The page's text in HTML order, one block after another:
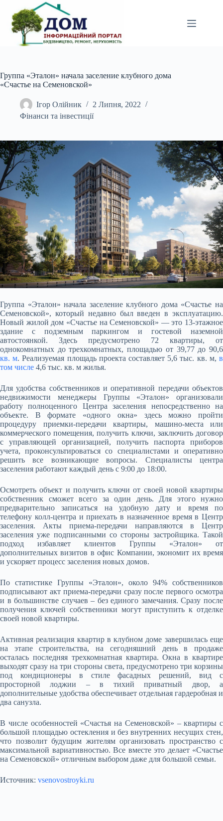
вмісту
Группа «Эталон» начала заселение клубного дома
«Счастье на Семеновской»
Ігор Олійник
2 Липня, 2022
Фінанси та інвестиції
Группа «Эталон» начала заселение клубного дома «Счастье на
Семеновской», который недавно был введен в эксплуатацию.
Новый жилой дом «Счастье на Семеновской» — это 13-этажное
здание с подземным паркингом и гостевой наземной
автостоянкой. Здесь предусмотрено 72 квартиры, от
однокомнатных до трехкомнатных, площадью от 39,77 до 90,6
кв. м. Реализуемая площадь проекта составляет 5,6 тыс. кв. м,в
том числе 4,6 тыс. кв. м жилья.
Для удобства собственников и оперативной передачи объектов
недвижимости менеджеры Группы «Эталон» организовали
работу полноценного Центра заселения непосредственно на
объекте. В формате «одного окна» здесь можно пройти
процедуру приемки-передачи квартиры, машино-места или
коммерческого помещения, получить ключи, заключить договор
с управляющей организацией, получить паспорта приборов
учета, проконсультироваться со специалистами и оперативно
решить все возникающие вопросы. Специалисты центра
заселения работают каждый день с 9:00 до 18:00.
Осмотреть объект и получить ключи от своей новой квартиры
собственник сможет всего за один день. Для этого нужно
предварительно записаться на удобную дату и время по
телефону колл-центра и приехать в назначенное время в Центр
заселения. Акты приема-передачи направляются в Центр
заселения уже подписанными со стороны застройщика. Такой
подход избавляет клиентов Группы «Эталон» от
дополнительных визитов в офис Компании, экономит их время
и ускоряет процесс заселения новых домов.
По статистике Группы «Эталон», около 94% собственников
подписывают акт приема-передачи сразу после первого осмотра
и в большинстве случаев – без единого замечания. Сразу после
получения ключей собственники могут приступить к отделке
своей новой квартиры.
Активная реализация квартир в клубном доме завершилась еще
на этапе строительства, на сегодняшний день в продаже
осталась последняя трехкомнатная квартира. Окна в квартире
выходят сразу на три стороны света, предусмотрено три корзины
под кондиционеры в стиле фасадных решений, вид с
просторной лоджии – в тихий приватный двор, а
дополнительные удобства обеспечивает отдельная гардеробная и
два санузла.
В числе особенностей «Счастья на Семеновской» – квартиры с
большой площадью остекления и без внутренних несущих стен,
что позволит будущим жителям организовать пространство с
максимальной вариативностью. Все вместе это делает «Счастье
на Семеновской» отличным выбором даже для большой семьи.
Источник: vsenovostroyki.ru